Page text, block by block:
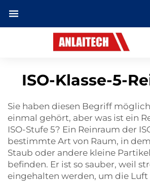
ISO-Klasse-5-
Sie haben diesen Begriff
einmal gehört, aber was ist ein
ISO-Stufe 5? Ein Reinraum der
bestimmte Art von Raum, in
Staub oder andere kleine
befinden. Er ist so sauber, weil
eingehalten werden, um die Luft